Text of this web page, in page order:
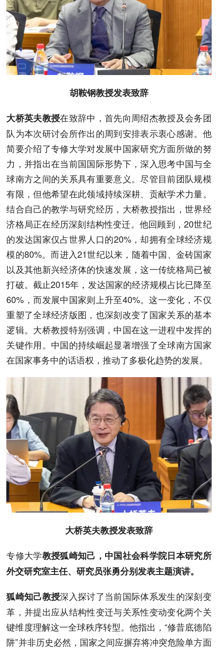
胡鞍钢教授发表致辞
大桥英夫教授在致辞中，首先向周绍杰教授及会务团
队为本次研讨会所作出的周到安排表示衷心感谢。他
简要介绍了专修大学对发展中国家研究方面所做的努
力，并指出在当前国国际形势下，深入思考中国与全
球南方之间的关系具有重要意义。尽管目前团队规模
有限，但他希望在此领域持续深耕、贡献学术力量。
结合自己的教学与研究经历，大桥教授指出，世界经
济格局正在经历深刻结构性变迁。他回顾到，20世纪
的发达国家仅占世界人口的20%，却拥有全球经济规
模的80%。而进入21世纪以来，随着中国、金砖国家
以及其他新兴经济体的快速发展，这一传统格局已被
打破。截止2015年，发达国家的经济规模占比已降至
60%，而发展中国家则上升至40%。这一变化，不仅
重塑了全球经济版图，也深刻改变了国家关系的基本
逻辑。大桥教授特别强调，中国在这一进程中发挥的
关键作用。中国的持续崛起显著增强了全球南方国家
在国家事务中的话语权，推动了多极化趋势的发展。
大桥英夫教授发表致辞
专修大学教授狐崎知己，中国社会科学院日本研究所
外交研究室主任、研究员张勇分别发表主题演讲。
狐崎知己教授深入探讨了当前国际体系发生的深刻变
革，并提出应从结构性变迁与关系性变动变化两个关
键维度理解这一全球秩序转型。他指出，“修昔底德陷
阱”并非历史必然，国家之间应摒弃将冲突危险单方面